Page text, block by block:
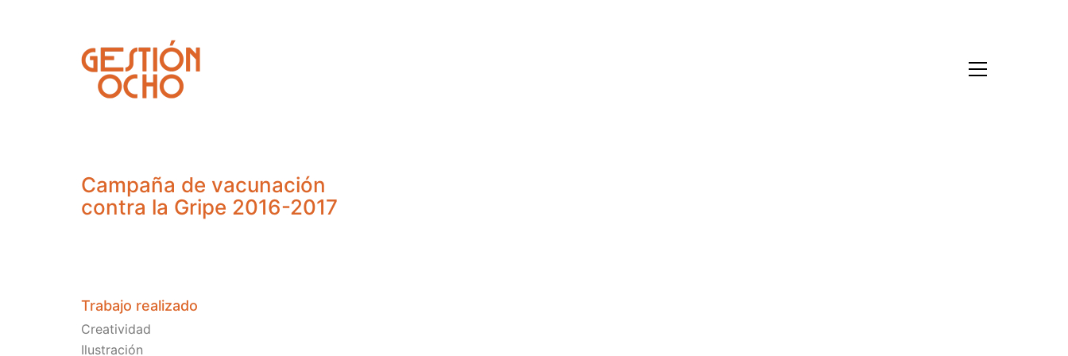
Campaña de vacunación
contra la Gripe 2016-2017
Trabajo realizado
Creatividad
Ilustración